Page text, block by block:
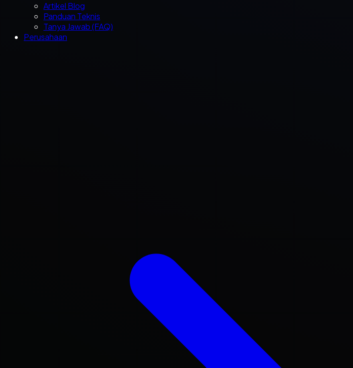
Artikel Blog
Panduan Teknis
Tanya Jawab (FAQ)
Perusahaan